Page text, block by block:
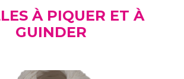
À PIQUER ET À
GUINDER